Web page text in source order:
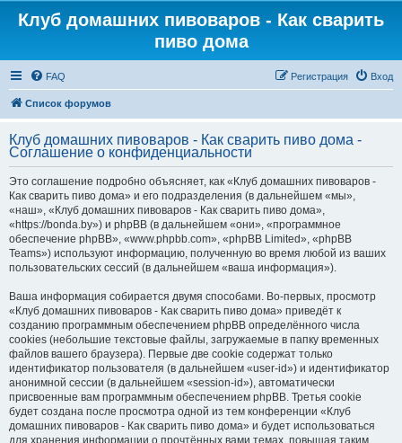
Клуб домашних пивоваров - Как cварить
пиво дома
FAQ Вход
Регистрация
Список форумов
Клуб домашних пивоваров - Как cварить пиво дома -
Соглашение о конфиденциальности
Это соглашение подробно объясняет, как «Клуб домашних пивоваров -
Как cварить пиво дома» и его подразделения (в дальнейшем «мы»,
«наш», «Клуб домашних пивоваров - Как cварить пиво дома»,
«https://bonda.by») и phpBB (в дальнейшем «они», «программное
обеспечение phpBB», «www.phpbb.com», «phpBB Limited», «phpBB
Teams») используют информацию, полученную во время любой из ваших
пользовательских сессий (в дальнейшем «ваша информация»).
Ваша информация собирается двумя способами. Во-первых, просмотр
«Клуб домашних пивоваров - Как cварить пиво дома» приведёт к
созданию программным обеспечением phpBB определённого числа
cookies (небольшие текстовые файлы, загружаемые в папку временных
файлов вашего браузера). Первые две cookie содержат только
идентификатор пользователя (в дальнейшем «user-id») и идентификатор
анонимной сессии (в дальнейшем «session-id»), автоматически
присвоенные вам программным обеспечением phpBB. Третья cookie
будет создана после просмотра одной из тем конференции «Клуб
домашних пивоваров - Как cварить пиво дома» и будет использоваться
для хранения информации о прочтённых вами темах, повышая таким